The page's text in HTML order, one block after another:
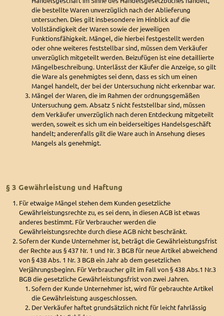
die bestellte Waren unverzüglich nach der Ablieferung
untersuchen. Dies gilt insbesondere im Hinblick auf die
Vollständigkeit der Waren sowie der jeweiligen
Funktionsfähigkeit. Mängel, die hierbei festgestellt werden
oder ohne weiteres feststellbar sind, müssen dem Verkäufer
unverzüglich mitgeteilt werden. Beizufügen ist eine detaillierte
Mängelbeschreibung. Unterlässt der Käufer die Anzeige, so gilt
die Ware als genehmigtes sei denn, dass es sich um einen
Mangel handelt, der bei der Untersuchung nicht erkennbar war.
Mängel der Waren, die im Rahmen der ordnungsgemäßen
Untersuchung gem. Absatz 5 nicht feststellbar sind, müssen
dem Verkäufer unverzüglich nach deren Entdeckung mitgeteilt
werden, soweit es sich um ein beiderseitiges Handelsgeschäft
handelt; anderenfalls gilt die Ware auch in Ansehung dieses
Mangels als genehmigt.
§ 3 Gewährleistung und Haftung
Für etwaige Mängel stehen dem Kunden gesetzliche
Gewährleistungsrechte zu, es sei denn, in diesen AGB ist etwas
anderes bestimmt. Für Verbraucher werden die
Gewährleistungsrechte durch diese AGB nicht beschränkt.
Sofern der Kunde Unternehmer ist, beträgt die Gewährleistungsfrist
der Rechte aus § 437 Nr. 1 und Nr. 3 BGB für neue Artikel abweichend
von § 438 Abs. 1 Nr. 3 BGB ein Jahr ab dem gesetzlichen
Verjährungsbeginn. Für Verbraucher gilt im Fall von § 438 Abs.1 Nr.3
BGB die gesetzliche Gewährleistungsfrist von zwei Jahren.
Sofern der Kunde Unternehmer ist, wird für gebrauchte Artikel
die Gewährleistung ausgeschlossen.
Der Verkäufer haftet grundsätzlich nicht für leicht fahrlässig